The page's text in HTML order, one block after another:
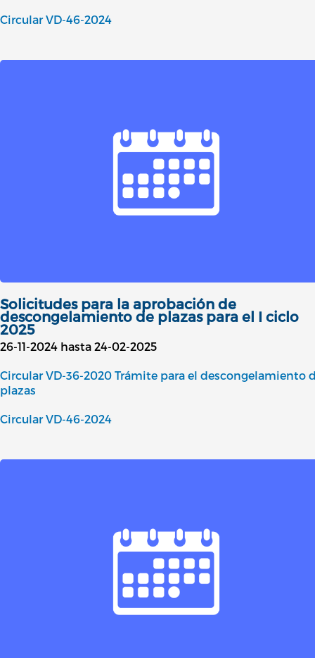
Circular VD-46-2024
Solicitudes para la aprobación de
descongelamiento de plazas para el I ciclo
2025
26-11-2024 hasta 24-02-2025
Circular VD-36-2020 Trámite para el descongelamiento
plazas
Circular VD-46-2024